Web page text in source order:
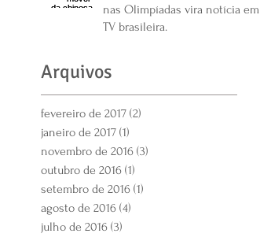
nas Olimpíadas vira notícia em
TV brasileira.
Arquivos
fevereiro de 2017 (2)
janeiro de 2017 (1)
novembro de 2016 (3)
outubro de 2016 (1)
setembro de 2016 (1)
agosto de 2016 (4)
julho de 2016 (3)